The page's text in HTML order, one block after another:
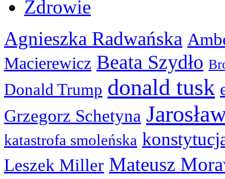
Zdrowie
Agnieszka Radwańska
Macierewicz Beata Szydło
Donald Trump donald tusk
Grzegorz Schetyna
katastrofa smoleńska
Leszek Miller Mateusz